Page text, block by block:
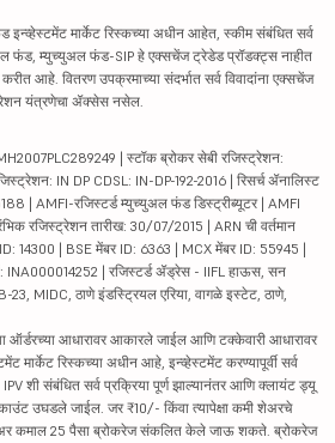
इन्व्हेस्टमेंट मार्केट रिस्कच्या अधीन आहेत, स्कीम संबंधित सर्व
फंड, म्युच्युअल फंड-SIP हे एक्सचेंज ट्रेडेड प्रॉडक्ट्स नाहीत
आहे. वितरण उपक्रमाच्या संदर्भात सर्व विवादांना एक्सचेंज
यंत्रणेचा ॲक्सेस नसेल.
| स्टॉक ब्रोकर सेबी रजिस्ट्रेशन:
IN DP CDSL: IN-DP-192-2016 | रिसर्च ॲनालिस्ट
| AMFI-रजिस्टर्ड म्युच्युअल फंड डिस्ट्रीब्यूटर | AMFI
रजिस्ट्रेशन तारीख: 30/07/2015 | ARN ची वर्तमान
14300 | BSE मेंबर ID: 6363 | MCX मेंबर ID: 55945 |
INA000014252 | रजिस्टर्ड ॲड्रेस - IIFL हाऊस, सन
23, MIDC, ठाणे इंडस्ट्रियल एरिया, वागळे इस्टेट, ठाणे,
आधारावर आकारले जाईल आणि टक्केवारी आधारावर
मार्केट रिस्कच्या अधीन आहे, इन्व्हेस्टमेंट करण्यापूर्वी सर्व
शी संबंधित सर्व प्रक्रिया पूर्ण झाल्यानंतर आणि क्लायंट ड्यू
उघडले जाईल. जर ₹10/- किंवा त्यापेक्षा कमी शेअरचे
कमाल 25 पैसा ब्रोकरेज संकलित केले जाऊ शकते. ब्रोकरेज